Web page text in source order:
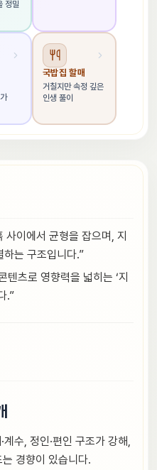
정밀
국밥집 할매
거칠지만 속정 깊은
인생 풀이
사이에서 균형을 잡으며, 지
하는 구조입니다.”
텐츠로 영향력을 넓히는 ‘지
.”
계수, 정인·편인 구조가 강해,
경향이 있습니다.